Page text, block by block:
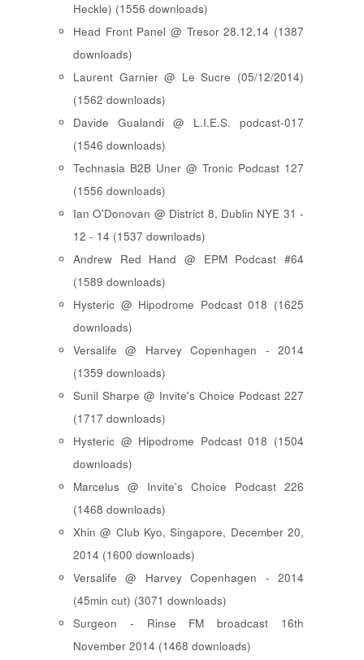
Heckle) (1556 downloads)
Head Front Panel @ Tresor 28.12.14 (1387
downloads)
Laurent Garnier @ Le Sucre (05/12/2014)
(1562 downloads)
Davide Gualandi @ L.I.E.S. podcast-017
(1546 downloads)
Technasia B2B Uner @ Tronic Podcast 127
(1556 downloads)
Ian O'Donovan @ District 8, Dublin NYE 31 -
12 - 14 (1537 downloads)
Andrew Red Hand @ EPM Podcast #64
(1589 downloads)
Hysteric @ Hipodrome Podcast 018 (1625
downloads)
Versalife @ Harvey Copenhagen - 2014
(1359 downloads)
Sunil Sharpe @ Invite's Choice Podcast 227
(1717 downloads)
Hysteric @ Hipodrome Podcast 018 (1504
downloads)
Marcelus @ Invite's Choice Podcast 226
(1468 downloads)
Xhin @ Club Kyo, Singapore, December 20,
2014 (1600 downloads)
Versalife @ Harvey Copenhagen - 2014
(45min cut) (3071 downloads)
Surgeon - Rinse FM broadcast 16th
November 2014 (1468 downloads)